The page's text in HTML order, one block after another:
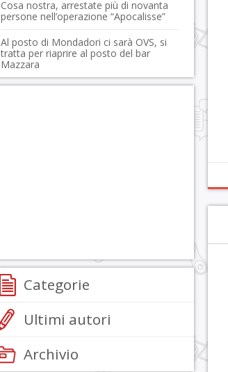
Cosa nostra, arrestate più di novanta
persone nell’operazione “Apocalisse”
Al posto di Mondadori ci sarà OVS, si
tratta per riaprire al posto del bar
Mazzara
Categorie
Ultimi autori
Archivio